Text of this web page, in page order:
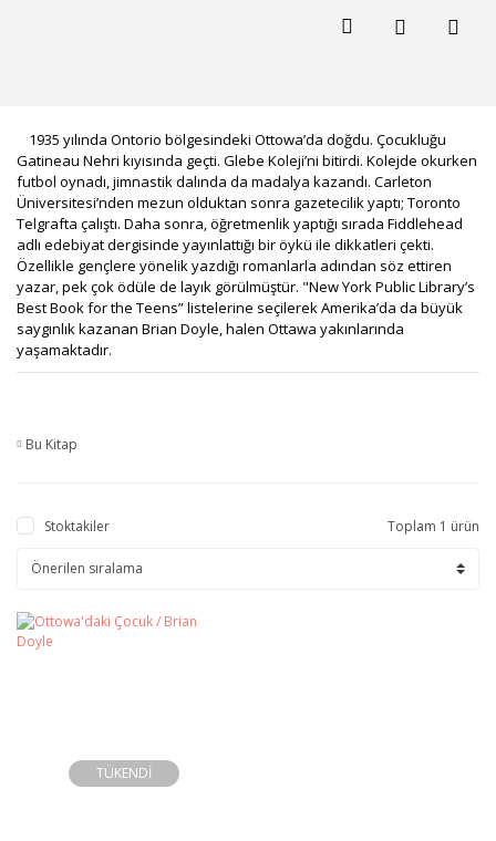
1935 yılında Ontorio bölgesindeki Ottowa’da doğdu. Çocukluğu
Gatineau Nehri kıyısında geçti. Glebe Koleji’ni bitirdi. Kolejde okurken
futbol oynadı, jimnastik dalında da madalya kazandı. Carleton
Üniversitesi’nden mezun olduktan sonra gazetecilik yaptı; Toronto
Telgrafta çalıştı. Daha sonra, öğretmenlik yaptığı sırada Fiddlehead
adlı edebiyat dergisinde yayınlattığı bir öykü ile dikkatleri çekti.
Özellikle gençlere yönelik yazdığı romanlarla adından söz ettiren
yazar, pek çok ödüle de layık görülmüştür. "New York Public Library’s
Best Book for the Teens” listelerine seçilerek Amerika’da da büyük
saygınlık kazanan Brian Doyle, halen Ottawa yakınlarında
yaşamaktadır.
Bu Kitap
Stoktakiler Toplam 1 ürün
TÜKENDİ